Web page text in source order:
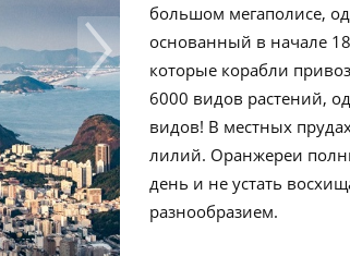
большом мегаполисе,
основанный в начале
которые корабли
6000 видов растений,
видов! В местных
лилий. Оранжереи
день и не устать
разнообразием.